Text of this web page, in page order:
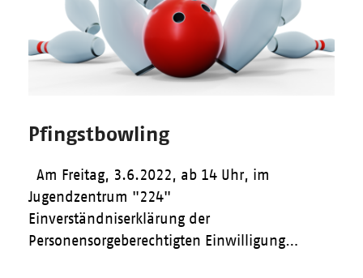
Pfingstbowling
Am Freitag, 3.6.2022, ab 14 Uhr, im
Jugendzentrum "224"
Einverständniserklärung der
Personensorgeberechtigten Einwilligung…